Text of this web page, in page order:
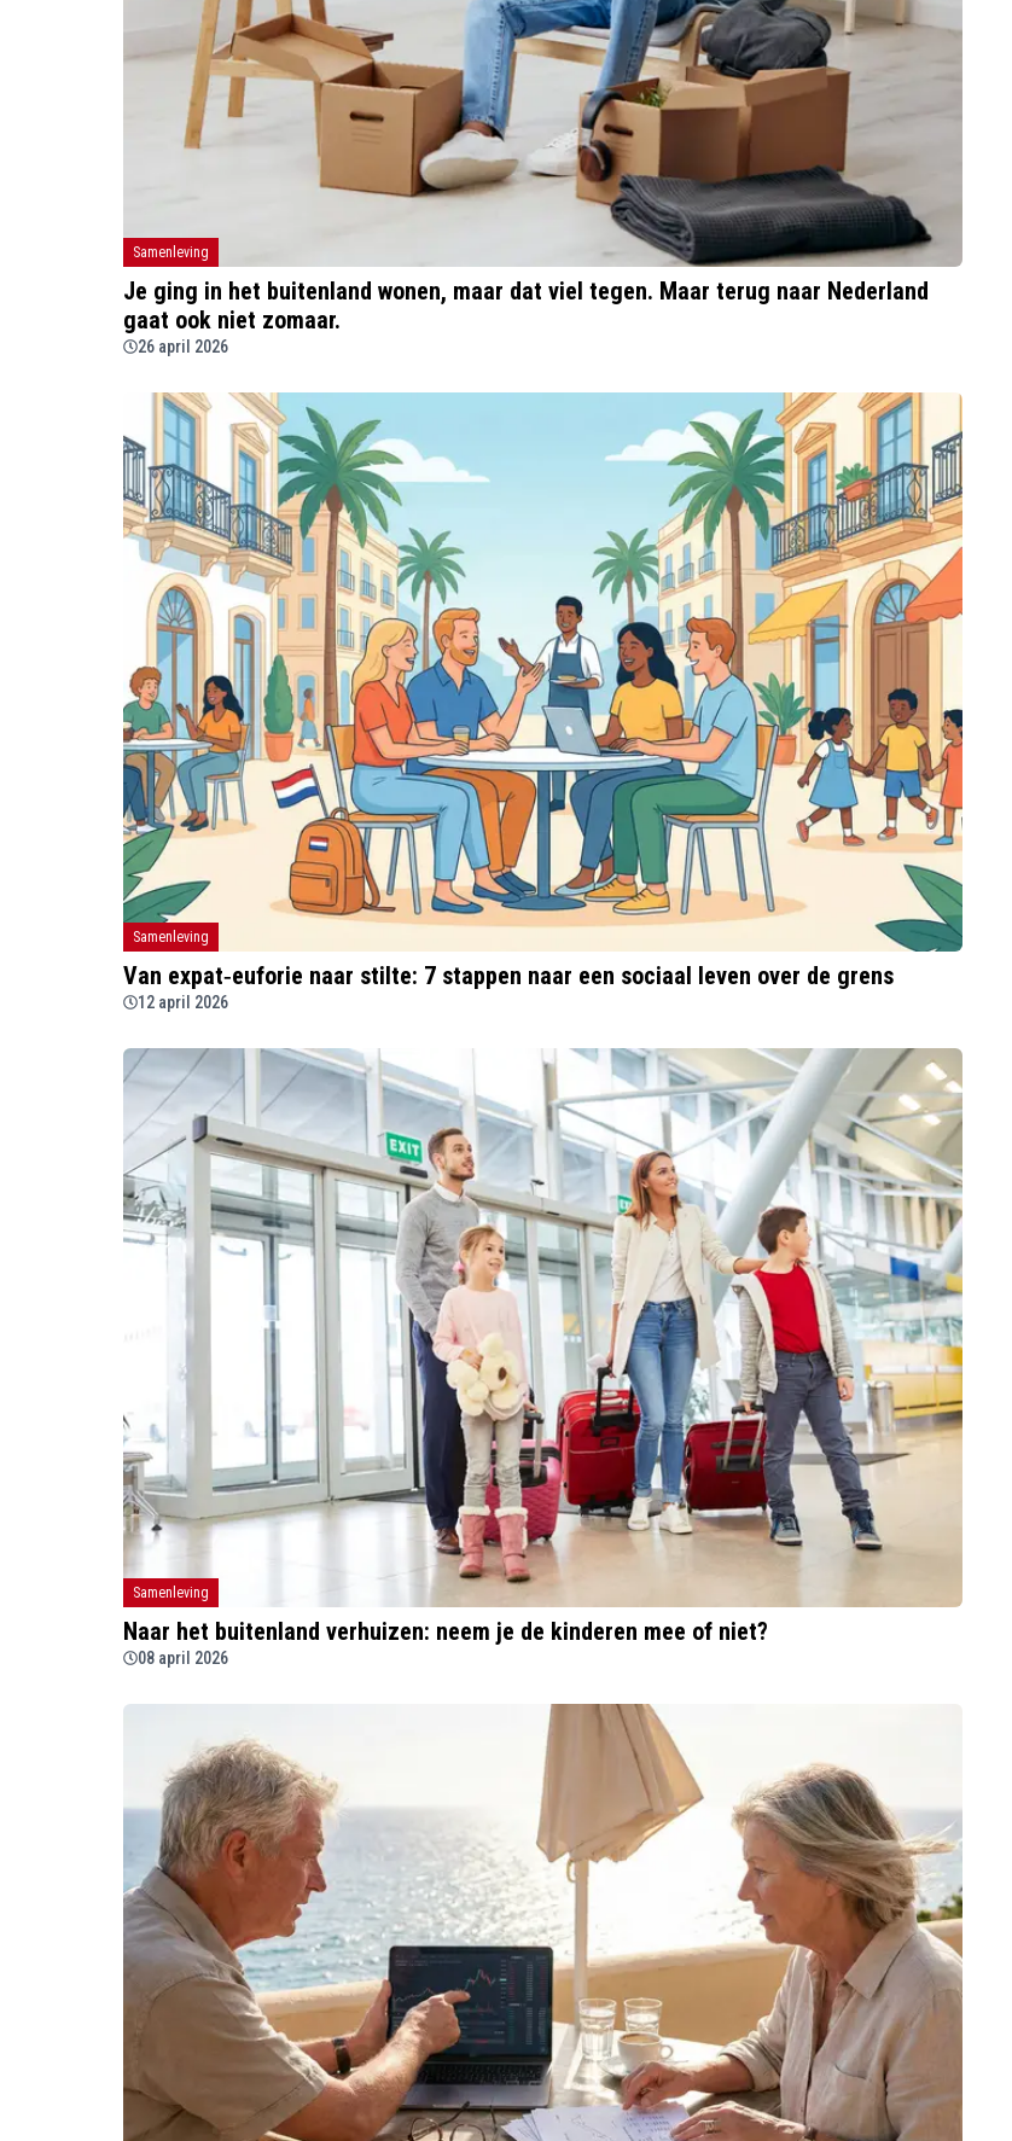
Samenleving
Je ging in het buitenland wonen, maar dat viel tegen. Maar terug naar Nederland
gaat ook niet zomaar.
26 april 2026
Samenleving
Van expat‑euforie naar stilte: 7 stappen naar een sociaal leven over de grens
12 april 2026
Samenleving
Naar het buitenland verhuizen: neem je de kinderen mee of niet?
08 april 2026